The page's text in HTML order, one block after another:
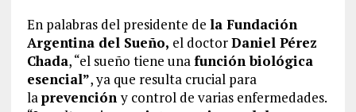
En palabras del presidente de la Fundación
Argentina del Sueño, el doctorDaniel Pérez
Chada, “el sueño tiene unafunción biológica
esencial”, ya que resulta crucial para
laprevencióny control de varias enfermedades.